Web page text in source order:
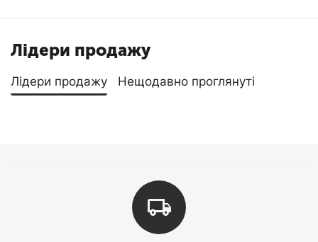
Лідери продажу
Лідери продажу Нещодавно проглянуті